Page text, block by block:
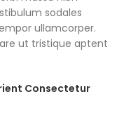
sodales
ullamcorper.
ut tristique aptent
Consectetur